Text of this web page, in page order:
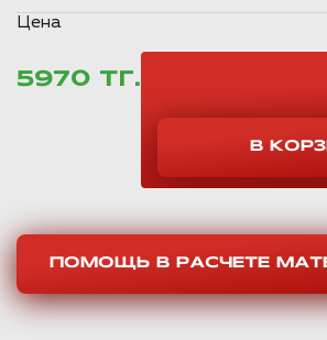
Цена
5970 ТГ.
ПОМОЩЬ В РАСЧЕТЕ